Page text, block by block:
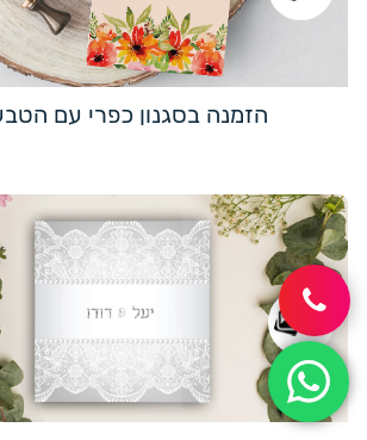
הזמנה בסגנון כפרי עם